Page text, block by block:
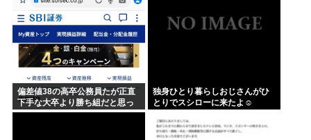
偏差値38の高卒公務員たが正直
下手な大卒より勝ち組だと思っ
てる
独身ひとり暮らしおじさんがひ
とりでスシローに来たよ☺